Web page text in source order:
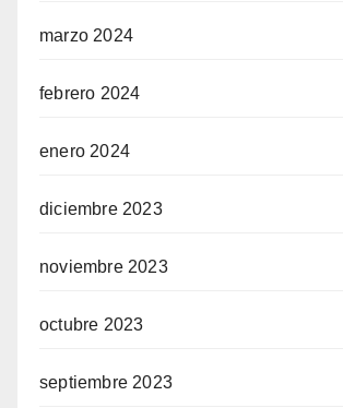
marzo 2024
febrero 2024
enero 2024
diciembre 2023
noviembre 2023
octubre 2023
septiembre 2023